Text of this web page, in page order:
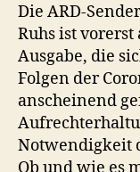
Die ARD-
Ruhs ist
Ausgabe, die
Folgen der
anscheinend
Notwendigkeit
Ob und wie es